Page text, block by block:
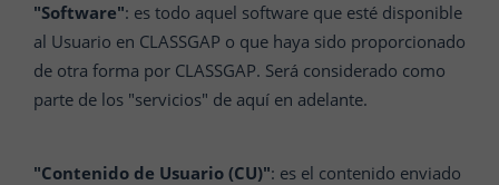
"Software": es todo aquel software que esté disponible
al Usuario en CLASSGAP o que haya sido proporcionado
de otra forma por CLASSGAP. Será considerado como
parte de los "servicios" de aquí en adelante.
"Contenido de Usuario (CU)": es el contenido enviado